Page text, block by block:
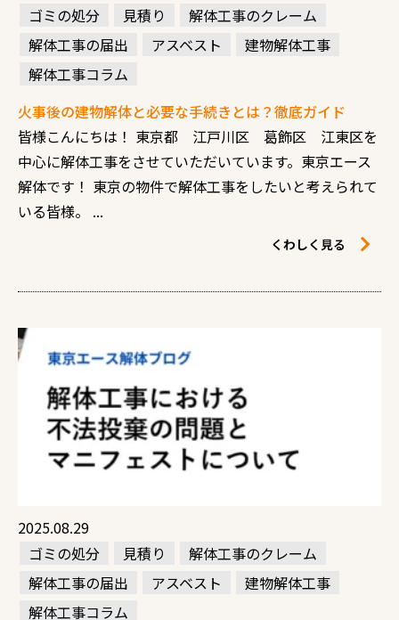
ゴミの処分 見積り
解体工事のクレーム
解体工事の届出
アスベスト
建物解体工事
解体工事コラム
火事後の建物解体と必要な手続きとは？徹底ガイド
皆様こんにちは！ 東京都 江戸川区 葛飾区 江東区を
中心に解体工事をさせていただいています。東京エース
解体です！ 東京の物件で解体工事をしたいと考えられて
いる皆様。 ...
くわしく見る
2025.08.29
ゴミの処分
見積り
解体工事のクレーム
解体工事の届出
アスベスト
建物解体工事
解体工事コラム